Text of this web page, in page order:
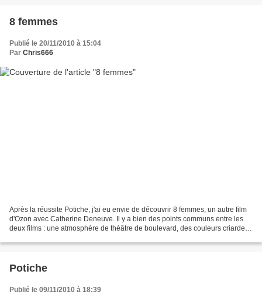
8 femmes
Publié le 20/11/2010 à 15:04
Par Chris666
Après la réussite Potiche, j'ai eu envie de découvrir 8 femmes, un autre film
d'Ozon avec Catherine Deneuve. Il y a bien des points communs entre les
deux films : une atmosphère de théâtre de boulevard, des couleurs criardes,
Potiche
Publié le 09/11/2010 à 18:39